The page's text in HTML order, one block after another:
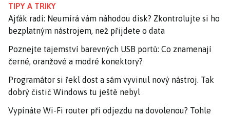
TIPY A TRIKY
Ajťák radí: Neumírá vám náhodou disk? Zkontrolujte si ho
bezplatným nástrojem, než přijdete o data
Poznejte tajemství barevných USB portů: Co znamenají
černé, oranžové a modré konektory?
Programátor si řekl dost a sám vyvinul nový nástroj. Tak
dobrý čistič Windows tu ještě nebyl
Vypínáte Wi-Fi router při odjezdu na dovolenou? Tohle